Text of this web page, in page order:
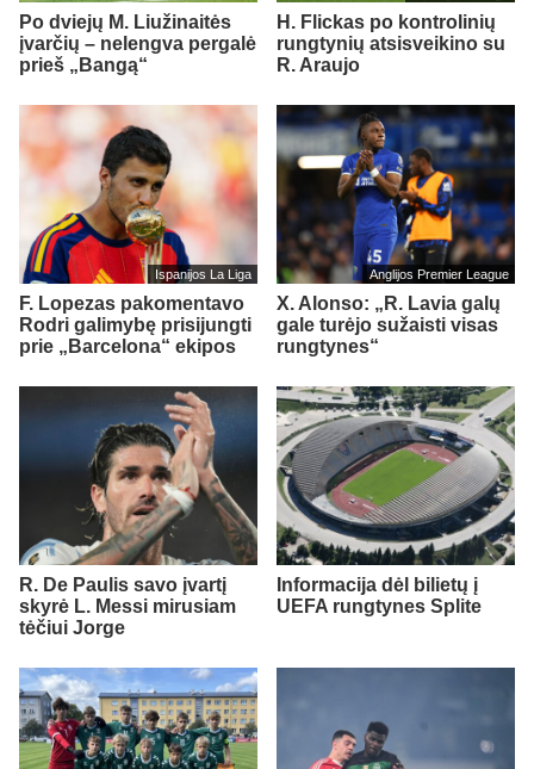
Po dviejų M. Liužinaitės
įvarčių – nelengva pergalė
prieš „Bangą“
H. Flickas po kontrolinių
rungtynių atsisveikino su
R. Araujo
Ispanijos La Liga
F. Lopezas pakomentavo
Rodri galimybę prisijungti
prie „Barcelona“ ekipos
Anglijos Premier League
X. Alonso: „R. Lavia galų
gale turėjo sužaisti visas
rungtynes“
R. De Paulis savo įvartį
skyrė L. Messi mirusiam
tėčiui Jorge
Informacija dėl bilietų į
UEFA rungtynes Splite